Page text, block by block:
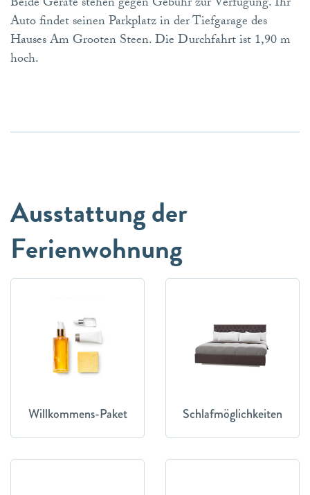
Auto findet seinen Parkplatz in der Tiefgarage des
Hauses Am Grooten Steen. Die Durchfahrt ist 1,90 m
hoch.
Ausstattung der
Ferienwohnung
Willkommens-Paket Schlafmöglichkeiten